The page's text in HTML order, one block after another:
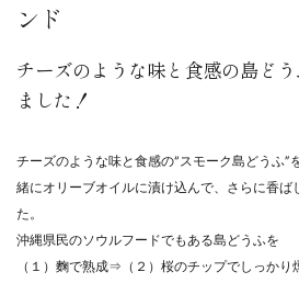
ンド
チーズのような味と食感の島ど
ました！
チーズのような味と食感の“スモーク島どうふ”
緒にオリーブオイルに漬け込んで、さらに香ば
た。
沖縄県民のソウルフードでもある島どうふを
（１）麴で熟成⇒（２）桜のチップでしっか